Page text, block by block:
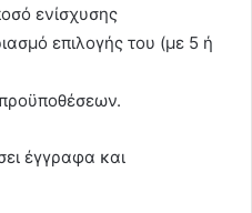
ενίσχυσης
επιλογής του (με 5 ή
έγγραφα και